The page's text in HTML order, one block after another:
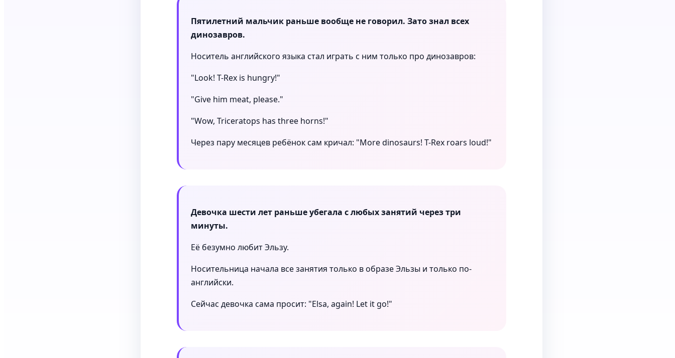
Пятилетний мальчик раньше вообще не говорил. Зато знал всех
динозавров.
Носитель английского языка стал играть с ним только про динозавров:
"Look! T-Rex is hungry!"
"Give him meat, please."
"Wow, Triceratops has three horns!"
Через пару месяцев ребёнок сам кричал: "More dinosaurs! T-Rex roars loud!"
Девочка шести лет раньше убегала с любых занятий через три
минуты.
Её безумно любит Эльзу.
Носительница начала все занятия только в образе Эльзы и только по-
английски.
Сейчас девочка сама просит: "Elsa, again! Let it go!"